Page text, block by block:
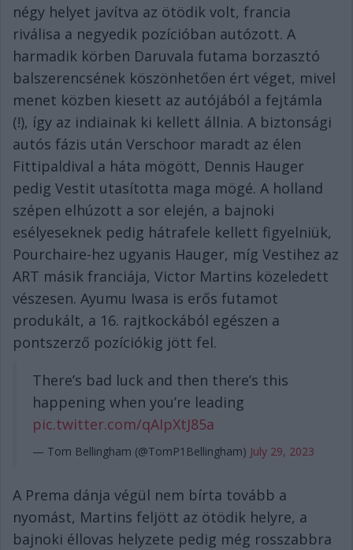
négy helyet javítva az ötödik volt, francia
riválisa a negyedik pozícióban autózott. A
harmadik körben Daruvala futama borzasztó
balszerencsének köszönhetően ért véget, mivel
menet közben kiesett az autójából a fejtámla
(!), így az indiainak ki kellett állnia. A biztonsági
autós fázis után Verschoor maradt az élen
Fittipaldival a háta mögött, Dennis Hauger
pedig Vestit utasította maga mögé. A holland
szépen elhúzott a sor elején, a bajnoki
esélyeseknek pedig hátrafele kellett figyelniük,
Pourchaire-hez ugyanis Hauger, míg Vestihez az
ART másik franciája, Victor Martins közeledett
vészesen. Ayumu Iwasa is erős futamot
produkált, a 16. rajtkockából egészen a
pontszerző pozíciókig jött fel.
There’s bad luck and then there’s this
happening when you’re leading
pic.twitter.com/qAIpXtJ85a
— Tom Bellingham (@TomP1Bellingham) July 29, 2023
A Prema dánja végül nem bírta tovább a
nyomást, Martins feljött az ötödik helyre, a
bajnoki éllovas helyzete pedig még rosszabbra